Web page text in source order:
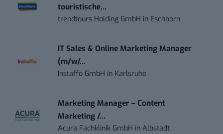
touristische...
trendtours Holding GmbH in Eschborn
IT Sales & Online Marketing Manager
(m/w/...
Instaffo GmbH in Karlsruhe
Marketing Manager – Content
Marketing /...
Acura Fachklinik GmbH inAlbstadt